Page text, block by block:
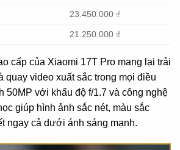
23.450.000 ₫
21.250.000 ₫
cấp của Xiaomi 17T Pro mang lại trải
quay video xuất sắc trong mọi điều
50MP với khẩu độ f/1.7 và công nghệ
giúp hình ảnh sắc nét, màu sắc
ngay cả dưới ánh sáng mạnh.